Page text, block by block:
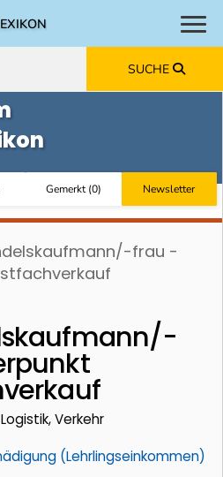
SUCHE
Gemerkt(0) Newsletter
frau -
Verkehr
(Lehrlingseinkommen)